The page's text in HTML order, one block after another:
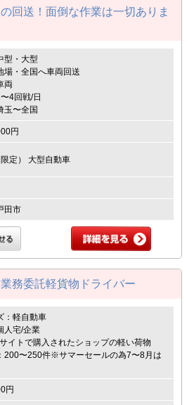
回送！面倒な作業は一切ありま
・大型
場・全国へ車両回送
両
4回戦/日
玉〜全国
円
定） 大型自動車
田市
務委託軽貨物ドライバー
：軽自動車
人宅/企業
イトで購入されたショップの軽い荷物
200〜250件※サマーセールの為7〜8月は
円